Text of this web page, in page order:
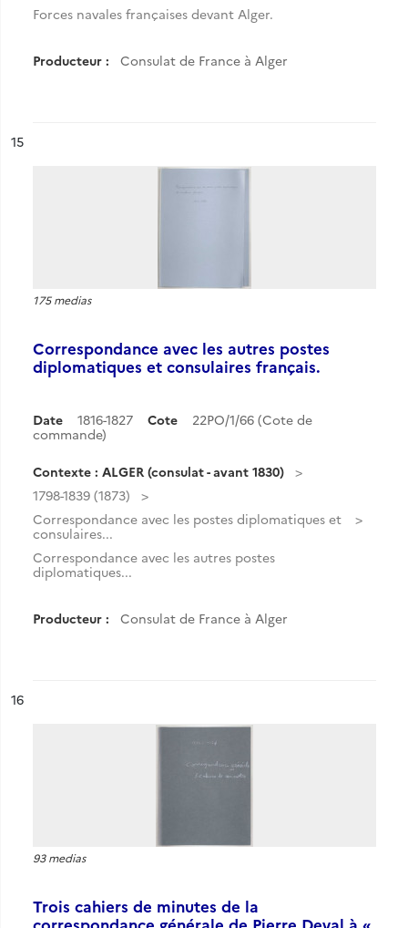
Forces navales françaises devant Alger.
Producteur : Consulat de France à Alger
n°
15
175 medias
Correspondance avec les autres postes
diplomatiques et consulaires français.
Date 1816-1827 Cote
22PO/1/66 (Cote de
commande)
Contexte : ALGER (consulat - avant 1830)
1798-1839 (1873)
Correspondance avec les postes diplomatiques et
consulaires...
Correspondance avec les autres postes
diplomatiques...
Producteur : Consulat de France à Alger
n°
16
93 medias
Trois cahiers de minutes de la